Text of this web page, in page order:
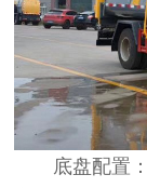
底盘配置：